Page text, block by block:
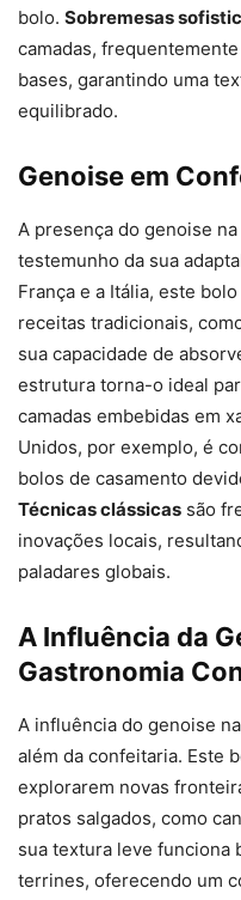
bolo. Sobremesas
camadas,
bases, garantindo uma
equilibrado.
Genoise em
A presença do genoise
testemunho da sua
França e a Itália, este
receitas tradicionais,
sua capacidade de
estrutura torna-o ideal
camadas embebidas em
Unidos, por exemplo, é
bolos de casamento
Técnicas clássicas são
inovações locais,
paladares globais.
A Influência da
Gastronomia
A influência do genoise
além da confeitaria. Este
explorarem novas
pratos salgados, como
sua textura leve funciona
terrines, oferecendo um